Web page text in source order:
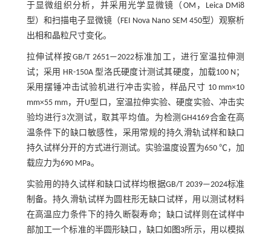
于显微组织分析，并采用光学显微镜（OM，Leica DMi8
型）和扫描电子显微镜（FEI Nova Nano SEM 450型）观察析
出相和晶粒尺寸变化。
拉伸试样按GB/T 2651—2022标准加工，进行室温拉伸测
试；采用 HR-150A 型洛氏硬度计测试其硬度，加载100 N；
采用摆锤冲击试验机进行冲击实验，样品尺寸 10 mm×10
mm×55 mm，开U型口，室温拉伸实验、硬度实验、冲击实
验均进行3次测试，取其平均值。为检测GH4169合金在高
温条件下的缺口敏感性，采用常规的持久滑轨试样和缺口
持久试样分开的方式进行测试。实验温度设置为650 ℃，加
载应力为690 MPa。
实验用的持久试样和缺口试样均根据GB/T 2039—2024标准
制备。持久滑轨试样为圆柱形无缺口试样，用以测试材料
在高温应力条件下的持久断裂寿命；缺口试样则在试样中
部加工一个标准的半圆形缺口，缺口如 图3所示，用以模拟